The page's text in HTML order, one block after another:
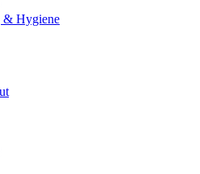
& Hygiene